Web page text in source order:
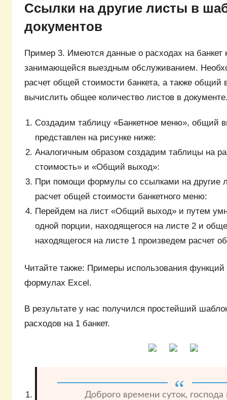
Ссылки на другие листы в
документов
Пример 3. Имеются данные о расходах на банкет
занимающейся выездным обслуживанием.
расчет общей стоимости банкета, а также
вычислить общее количество листов в
Создадим таблицу «Банкетное меню», общий
представлен на рисунке ниже:
Аналогичным образом создадим таблицы на
стоимость» и «Общий выход»:
При помощи формулы со ссылками на другие
расчет общей стоимости банкетного меню:
Перейдем на лист «Общий выход» и путем
одной порции, находящегося на листе 2 и
находящегося на листе 1 произведем расчет
Читайте также: Примеры использования
формулах Excel.
В результате у нас получился простейший
расходов на 1 банкет.
Доброго времени суток, господа